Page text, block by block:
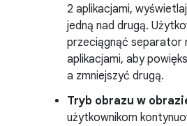
2 aplikacjami,
jedną nad drugą.
przeciągnąć separator
aplikacjami, aby
a zmniejszyć drugą.
Tryb obrazu w
użytkownikom